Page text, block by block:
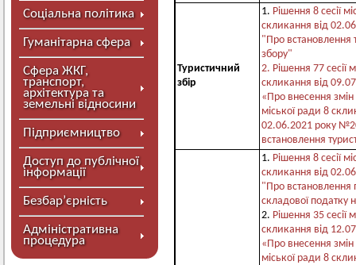
Соціальна політика
Гуманітарна сфера
Сфера ЖКГ,
транспорт,
архітектура та
земельні відносини
Підприємництво
Доступ до публічної
інформації
Безбар’єрність
Адміністративна
процедура
Туристичний
збір
1. Рішення 8 сесії
скликання від
"Про встановлення
збору"
2. Рішення 77 сесії
скликання від
«Про внесення змін
міської ради 8
02.06.2021 року
встановлення
1. Рішення 8 сесії
скликання від
"Про встановлення
складової податку
2. Рішення 35 сесії
скликання від
«Про внесення змін
міської ради 8